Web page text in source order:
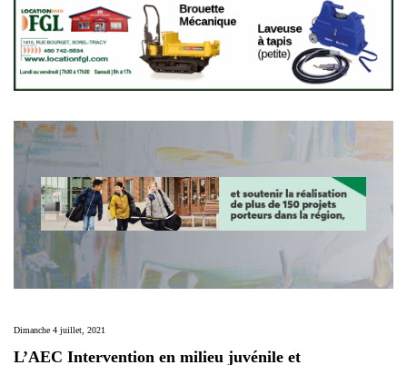
Dimanche 4 juillet, 2021
L’AEC Intervention en milieu juvénile et